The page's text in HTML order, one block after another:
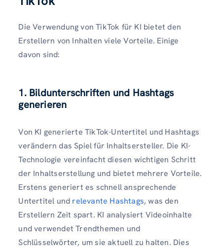
Die Verwendung von TikTok für KI bietet den
Erstellern von Inhalten viele Vorteile. Einige
davon sind:
1. Bildunterschriften und Hashtags
generieren
Von KI generierte TikTok-Untertitel und Hashtags
verändern das Spiel für Inhaltsersteller. Die KI-
Technologie vereinfacht diesen wichtigen Schritt
der Inhaltserstellung und bietet mehrere Vorteile.
Erstens generiert es schnell ansprechende
Untertitel und relevante Hashtags, was den
Erstellern Zeit spart. KI analysiert Videoinhalte
und verwendet Trendthemen und
Schlüsselwörter, um sie aktuell zu halten. Dies